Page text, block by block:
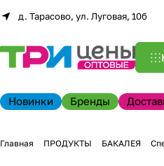
д. Тарасово, ул. Луговая, 10б
Новинки Бренды
Главная ПРОДУКТЫ БАКАЛЕЯ